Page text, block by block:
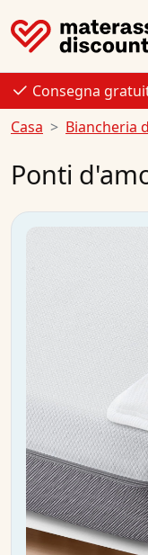
Consegna
Casa
Biancheria
Ponti